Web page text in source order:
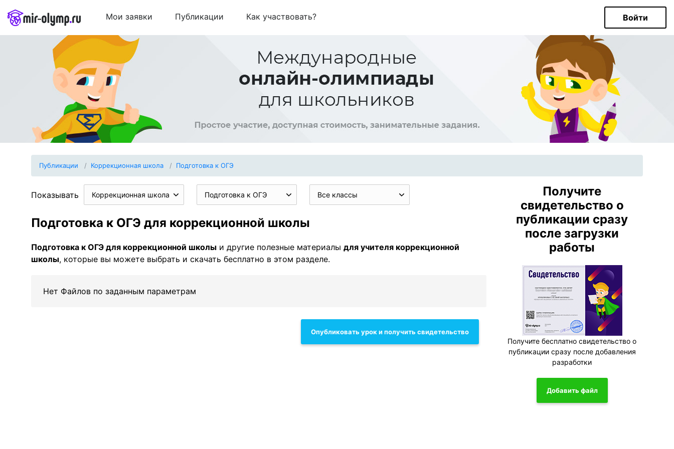
Мои заявки Публикации Как участвовать? Войти
Публикации Коррекционная школа Подготовка к ОГЭ
Показывать Коррекционная школа Подготовка к ОГЭ Все классы
Подготовка к ОГЭ для коррекционной школы
Подготовка к ОГЭ для коррекционной школы и другие полезные материалы для учителя коррекционной
школы, которые вы можете выбрать и скачать бесплатно в этом разделе.
Нет Файлов по заданным параметрам
Опубликовать урок и получить свидетельство
Получите
свидетельство о
публикации сразу
после загрузки
работы
Получите бесплатно свидетельство о
публикации сразу после добавления
разработки
Добавить файл